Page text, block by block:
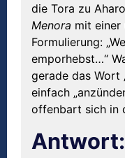
die Tora zu
Menora mit einer
Formulierung:
emporhebst…“
gerade das Wort
einfach
offenbart sich in
Antwort: